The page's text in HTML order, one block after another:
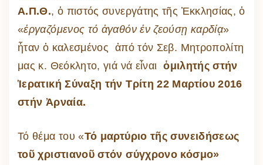
Α.Π.Θ., ὁ πιστός συνεργάτης τῆς Ἐκκλησίας, ὁ
«ἐργαζόμενος τό ἀγαθόν ἐν ζεούσῃ καρδίᾳ»
ἦταν ὁ καλεσμένος ἀπό τόν Σεβ. Μητροπολίτη
μας κ. Θεόκλητο, γιά νά εἶναιὁμιλητής στήν
Ἱερατική Σύναξη τήν Τρίτη 22 Μαρτίου 2016
στήν Ἀρναία.
Τό θέμα του «Τό μαρτύριο τῆς συνειδήσεως
τοῦ χριστιανοῦ στόν σύγχρονο κόσμο»